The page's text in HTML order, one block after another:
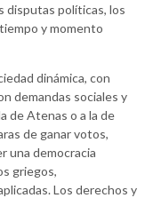
disputas políticas, los
y momento
dinámica, con
demandas sociales y
de Atenas o a la de
de ganar votos,
una democracia
griegos,
Los derechos y